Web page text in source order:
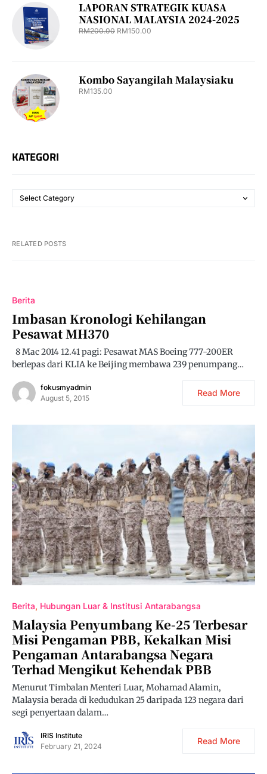
LAPORAN STRATEGIK KUASA
NASIONAL MALAYSIA 2024-2025
RM200.00 RM150.00
Kombo Sayangilah Malaysiaku
RM135.00
KATEGORI
RELATED POSTS
Berita
Imbasan Kronologi Kehilangan
Pesawat MH370
8 Mac 2014 12.41 pagi: Pesawat MAS Boeing 777-200ER
berlepas dari KLIA ke Beijing membawa 239 penumpang…
fokusmyadmin
August 5, 2015
Read More
Berita Hubungan Luar & Institusi Antarabangsa
Malaysia Penyumbang Ke-25 Terbesar
Misi Pengaman PBB, Kekalkan Misi
Pengaman Antarabangsa Negara
Terhad Mengikut Kehendak PBB
Menurut Timbalan Menteri Luar, Mohamad Alamin,
Malaysia berada di kedudukan 25 daripada 123 negara dari
segi penyertaan dalam…
IRIS Institute
February 21, 2024
Read More